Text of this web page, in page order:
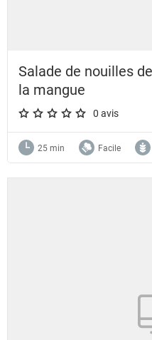
Salade de nouilles
la mangue
A star rating of 0 out of 5.
0 avis
25 min Facile